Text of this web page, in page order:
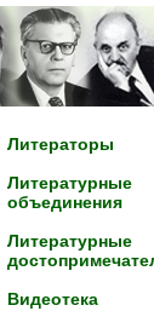
Литераторы
Литературные
объединения
Литературные
Видеотека